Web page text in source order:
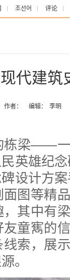
조선어 评论
代建筑
作者： 编辑： 李明
栋梁——
英雄纪
设计方
图等精
其中有
童寯的
索，展
。